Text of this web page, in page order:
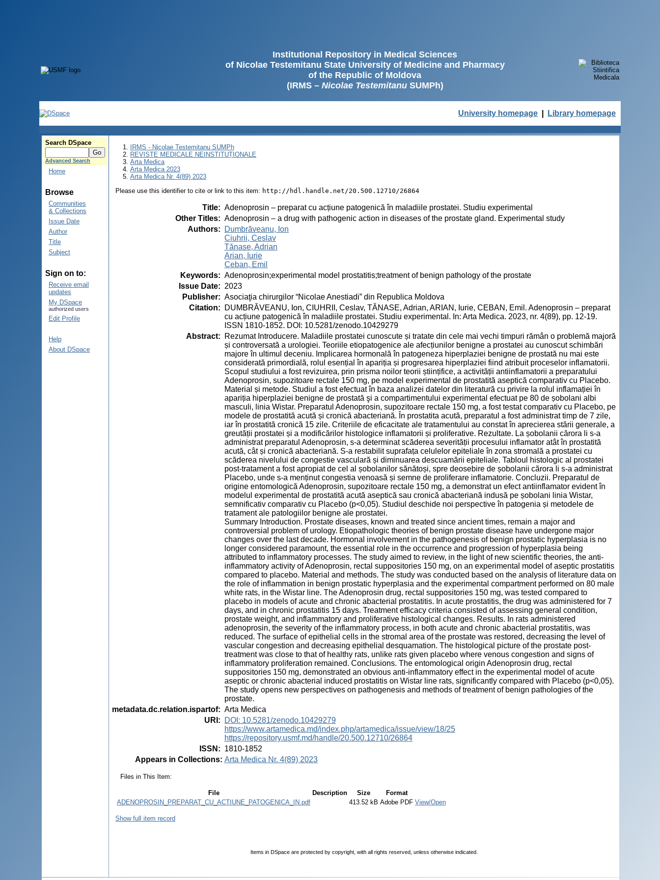
Institutional Repository in Medical Sciences
of Nicolae Testemitanu State University of Medicine and Pharmacy
of the Republic of Moldova
(IRMS – Nicolae TestemitanuSUMPh)
University homepage Library homepage
Search DSpace
Advanced Search
Home
Browse
Communities
& Collections
Issue Date
Author
Title
Subject
Sign on to:
Receive email
updates
My DSpace
authorized users
Edit Profile
Help
About DSpace
IRMS - Nicolae Testemitanu SUMPh
REVISTE MEDICALE NEINSTITUȚIONALE
Arta Medica
Arta Medica 2023
Arta Medica Nr. 4(89) 2023
Please use this identifier to cite or link to this item: http://hdl.handle.net/20.500.12710/26864
Title: Adenoprosin – preparat cu acțiune patogenică în maladiile prostatei. Studiu experimental
Other Titles: Adenoprosin – a drug with pathogenic action in diseases of the prostate gland. Experimental study
Authors:
Dumbrăveanu, Ion
Ciuhrii, Ceslav
Tănase, Adrian
Arian, Iurie
Ceban, Emil
Keywords: Adenoprosin;experimental model prostatitis;treatment of benign pathology of the prostate
Issue Date: 2023
Publisher: Asociaţia chirurgilor “Nicolae Anestiadi” din Republica Moldova
Citation:
DUMBRĂVEANU, Ion, CIUHRII, Ceslav, TĂNASE, Adrian, ARIAN, Iurie, CEBAN, Emil. Adenoprosin – preparat
cu acțiune patogenică în maladiile prostatei. Studiu experimental. In: Arta Medica. 2023, nr. 4(89), pp. 12-19.
ISSN 1810-1852. DOI: 10.5281/zenodo.10429279
Abstract:
Rezumat Introducere. Maladiile prostatei cunoscute și tratate din cele mai vechi timpuri rămân o problemă majoră
și controversată a urologiei. Teoriile etiopatogenice ale afecțiunilor benigne a prostatei au cunoscut schimbări
majore în ultimul deceniu. Implicarea hormonală în patogeneza hiperplaziei benigne de prostată nu mai este
considerată primordială, rolul esențial în apariția și progresarea hiperplaziei fiind atribuit proceselor inflamatorii.
Scopul studiului a fost revizuirea, prin prisma noilor teorii științifice, a activității antiinflamatorii a preparatului
Adenoprosin, supozitoare rectale 150 mg, pe model experimental de prostatită aseptică comparativ cu Placebo.
Material și metode. Studiul a fost efectuat în baza analizei datelor din literatură cu privire la rolul inflamației în
apariția hiperplaziei benigne de prostată şi a compartimentului experimental efectuat pe 80 de șobolani albi
masculi, linia Wistar. Preparatul Adenoprosin, supozitoare rectale 150 mg, a fost testat comparativ cu Placebo, pe
modele de prostatită acută și cronică abacteriană. În prostatita acută, preparatul a fost administrat timp de 7 zile,
iar în prostatită cronică 15 zile. Criteriile de eficacitate ale tratamentului au constat în aprecierea stării generale, a
greutății prostatei și a modificărilor histologice inflamatorii și proliferative. Rezultate. La șobolanii cărora li s-a
administrat preparatul Adenoprosin, s-a determinat scăderea severității procesului inflamator atât în prostatită
acută, cât și cronică abacteriană. S-a restabilit suprafața celulelor epiteliale în zona stromală a prostatei cu
scăderea nivelului de congestie vasculară și diminuarea descuamării epiteliale. Tabloul histologic al prostatei
post-tratament a fost apropiat de cel al șobolanilor sănătoși, spre deosebire de șobolanii cărora li s-a administrat
Placebo, unde s-a menținut congestia venoasă și semne de proliferare inflamatorie. Concluzii. Preparatul de
origine entomologică Adenoprosin, supozitoare rectale 150 mg, a demonstrat un efect antiinflamator evident în
modelul experimental de prostatită acută aseptică sau cronică abacteriană indusă pe șobolani linia Wistar,
semnificativ comparativ cu Placebo (р<0,05). Studiul deschide noi perspective în patogenia și metodele de
tratament ale patologiilor benigne ale prostatei.
Summary Introduction. Prostate diseases, known and treated since ancient times, remain a major and
controversial problem of urology. Etiopathologic theories of benign prostate disease have undergone major
changes over the last decade. Hormonal involvement in the pathogenesis of benign prostatic hyperplasia is no
longer considered paramount, the essential role in the occurrence and progression of hyperplasia being
attributed to inflammatory processes. The study aimed to review, in the light of new scientific theories, the anti-
inflammatory activity of Adenoprosin, rectal suppositories 150 mg, on an experimental model of aseptic prostatitis
compared to placebo. Material and methods. The study was conducted based on the analysis of literature data on
the role of inflammation in benign prostatic hyperplasia and the experimental compartment performed on 80 male
white rats, in the Wistar line. The Adenoprosin drug, rectal suppositories 150 mg, was tested compared to
placebo in models of acute and chronic abacterial prostatitis. In acute prostatitis, the drug was administered for 7
days, and in chronic prostatitis 15 days. Treatment efficacy criteria consisted of assessing general condition,
prostate weight, and inflammatory and proliferative histological changes. Results. In rats administered
adenoprosin, the severity of the inflammatory process, in both acute and chronic abacterial prostatitis, was
reduced. The surface of epithelial cells in the stromal area of the prostate was restored, decreasing the level of
vascular congestion and decreasing epithelial desquamation. The histological picture of the prostate post-
treatment was close to that of healthy rats, unlike rats given placebo where venous congestion and signs of
inflammatory proliferation remained. Conclusions. The entomological origin Adenoprosin drug, rectal
suppositories 150 mg, demonstrated an obvious anti-inflammatory effect in the experimental model of acute
aseptic or chronic abacterial induced prostatitis on Wistar line rats, significantly compared with Placebo (р<0,05).
The study opens new perspectives on pathogenesis and methods of treatment of benign pathologies of the
prostate.
metadata.dc.relation.ispartof: Arta Medica
URI :
DOI: 10.5281/zenodo.10429279
https://www.artamedica.md/index.php/artamedica/issue/view/18/25
https://repository.usmf.md/handle/20.500.12710/26864
ISSN : 1810-1852
Appears in Collections: Arta Medica Nr. 4(89) 2023
Files in This Item:
File Description Size
Format
ADENOPROSIN_PREPARAT_CU_ACTIUNE_PATOGENICA_IN.pdf
413.52 kB Adobe PDF View/Open
Show full item record
Items in DSpace are protected by copyright, with all rights reserved, unless otherwise indicated.